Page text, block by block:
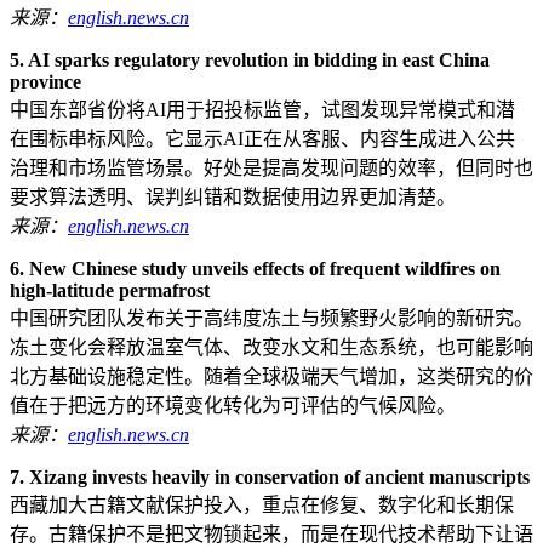
来源： english.news.cn
5. AI sparks regulatory revolution in bidding in east China
province
中国东部省份将AI用于招投标监管，试图发现异常模式和潜
在围标串标风险。它显示AI正在从客服、内容生成进入公共
治理和市场监管场景。好处是提高发现问题的效率，但同时也
要求算法透明、误判纠错和数据使用边界更加清楚。
来源： english.news.cn
6. New Chinese study unveils effects of frequent wildfires on
high-latitude permafrost
中国研究团队发布关于高纬度冻土与频繁野火影响的新研究。
冻土变化会释放温室气体、改变水文和生态系统，也可能影响
北方基础设施稳定性。随着全球极端天气增加，这类研究的价
值在于把远方的环境变化转化为可评估的气候风险。
来源： english.news.cn
7. Xizang invests heavily in conservation of ancient manuscripts
西藏加大古籍文献保护投入，重点在修复、数字化和长期保
存。古籍保护不是把文物锁起来，而是在现代技术帮助下让语